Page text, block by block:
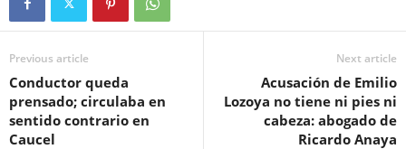
Previous article
Conductor queda
prensado; circulaba en
sentido contrario en
Caucel
Next article
Acusación de Emilio
Lozoya no tiene ni pies ni
cabeza: abogado de
Ricardo Anaya